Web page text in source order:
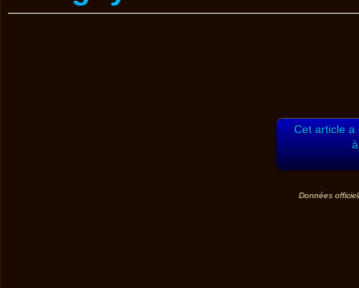
Cet article a
Données